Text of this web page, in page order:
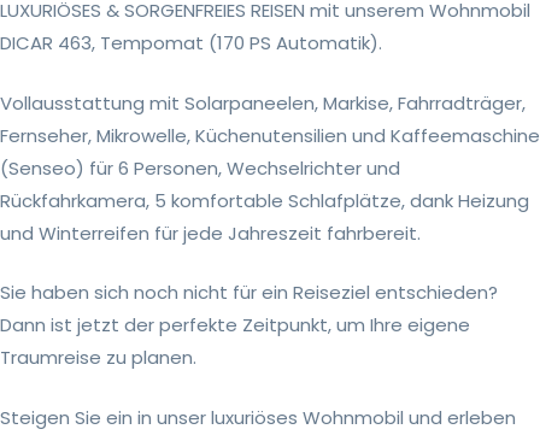
LUXURIÖSES & SORGENFREIES REISEN mit unserem Wohnmobil
DICAR 463, Tempomat (170 PS Automatik).
Vollausstattung mit Solarpaneelen, Markise, Fahrradträger,
Fernseher, Mikrowelle, Küchenutensilien und Kaffeemaschine
(Senseo) für 6 Personen, Wechselrichter und
Rückfahrkamera, 5 komfortable Schlafplätze, dank Heizung
und Winterreifen für jede Jahreszeit fahrbereit.
Sie haben sich noch nicht für ein Reiseziel entschieden?
Dann ist jetzt der perfekte Zeitpunkt, um Ihre eigene
Traumreise zu planen.
Steigen Sie ein in unser luxuriöses Wohnmobil und erleben